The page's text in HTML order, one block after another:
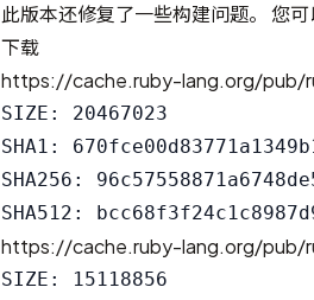
此版本还修复了一些构建问题。 您
下载
https://cache.ruby-lang.org/pub/
SIZE: 20467023
SHA1:
SHA256:
https://cache.ruby-lang.org/pub/
SIZE: 15118856